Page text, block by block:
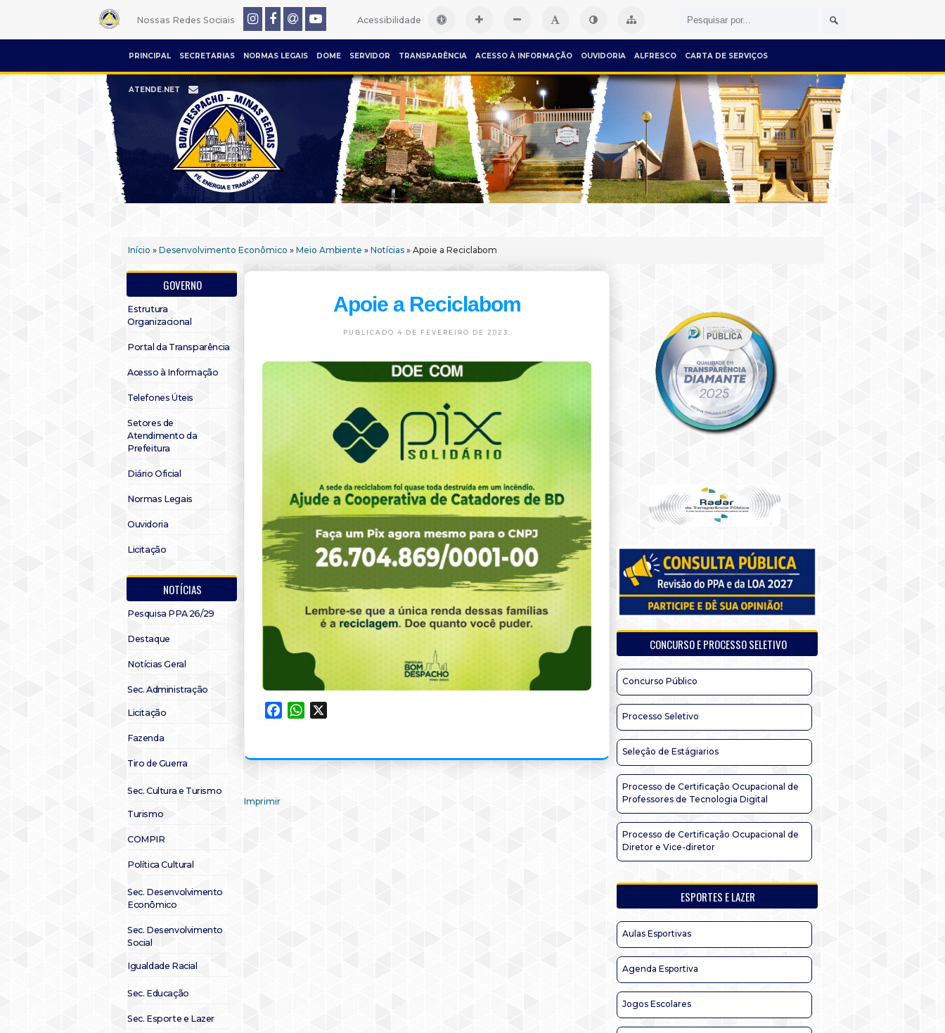
Nossas Redes Sociais Acessibilidade
PRINCIPAL SECRETARIAS NORMAS LEGAIS DOME SERVIDOR TRANSPARÊNCIA ACESSO À INFORMAÇÃO OUVIDORIA ALFRESCO CARTA DE SERVIÇOS
ATENDE.NET
Início » Desenvolvimento Econômico » Meio Ambiente » Notícias » Apoie a Reciclabom
GOVERNO
Estrutura
Organizacional
Portal da Transparência
Acesso à Informação
Telefones Úteis
Setores de
Atendimento da
Prefeitura
Diário Oficial
Normas Legais
Ouvidoria
Licitação
NOTÍCIAS
Pesquisa PPA 26/29
Destaque
Notícias Geral
Sec. Administração
Licitação
Fazenda
Tiro de Guerra
Sec. Cultura e Turismo
Turismo
COMPIR
Política Cultural
Sec. Desenvolvimento
Econômico
Sec. Desenvolvimento
Social
Igualdade Racial
Sec. Educação
Sec. Esporte e Lazer
Apoie a Reciclabom
PUBLICADO 4 DE FEVEREIRO DE 2023.
FacebookWhatsApp
Imprimir
CONCURSO E PROCESSO SELETIVO
Concurso Público
Processo Seletivo
Seleção de Estágiarios
Processo de Certificação Ocupacional de
Professores de Tecnologia Digital
Processo de Certificação Ocupacional de
Diretor e Vice-diretor
ESPORTES E LAZER
Aulas Esportivas
Agenda Esportiva
Jogos Escolares